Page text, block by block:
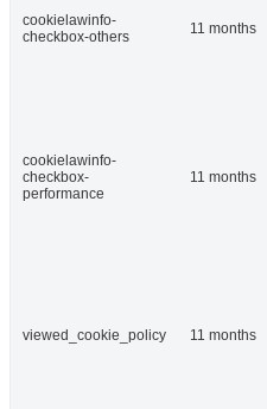
cookielawinfo-
checkbox-others
11 months
cookielawinfo-
checkbox-
performance
11 months
viewed_cookie_policy 11 months